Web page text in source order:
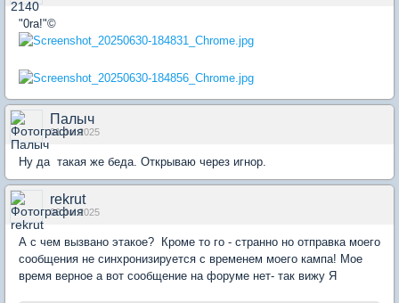
"0ra!"©
Палыч
01 Jul 2025
Ну да такая же беда. Открываю через игнор.
rekrut
06 Jul 2025
А с чем вызвано этакое? Кроме то го - странно но отправка моего
сообщения не синхронизируется с временем моего кампа! Мое
время верное а вот сообщение на форуме нет- так вижу Я